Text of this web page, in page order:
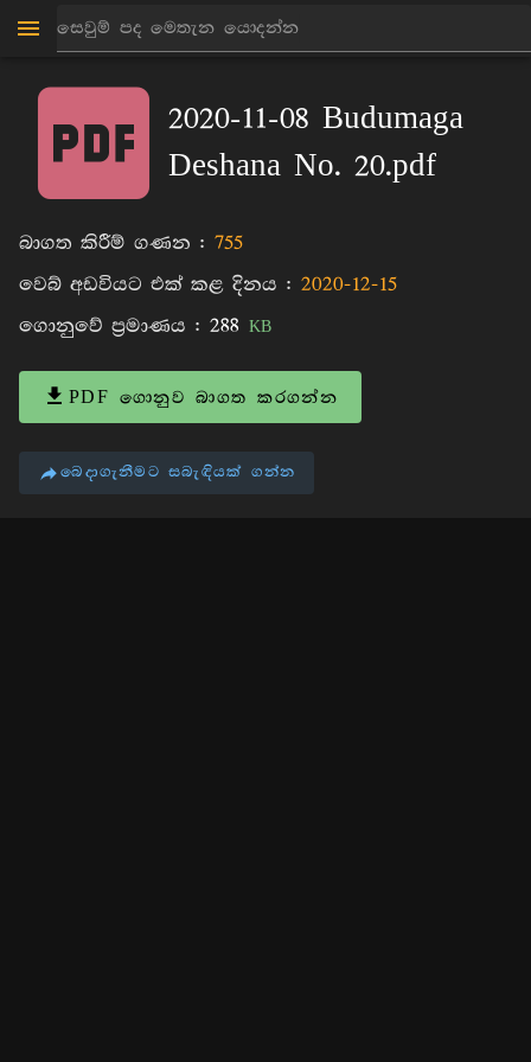
2020-11-08 Budumaga
Deshana No. 20.pdf
බාගත කිරීම් ගණන : 755
වෙබ් අඩවියට එක් කළ දිනය : 2020-12-15
ගොනුවේ ප්‍රමාණය : 288 KB
PDF ගොනුව බාගත කරගන්න
බෙදාගැනීමට සබැඳියක් ගන්න